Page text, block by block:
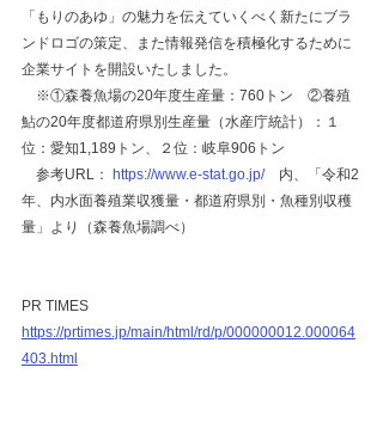
「もりのあゆ」の魅力を伝えていくべく新たにブラ
ンドロゴの策定、また情報発信を積極化するために
企業サイトを開設いたしました。
※①森養魚場の20年度生産量：760トン　②養殖
鮎の20年度都道府県別生産量（水産庁統計）：１
位：愛知1,189トン、２位：岐阜906トン
参考URL： https://www.e-stat.go.jp/ 内、「令和2
年、内水面養殖業収獲量・都道府県別・魚種別収穫
量」より（森養魚場調べ）
PR TIMES
https://prtimes.jp/main/html/rd/p/000000012.000064
403.html